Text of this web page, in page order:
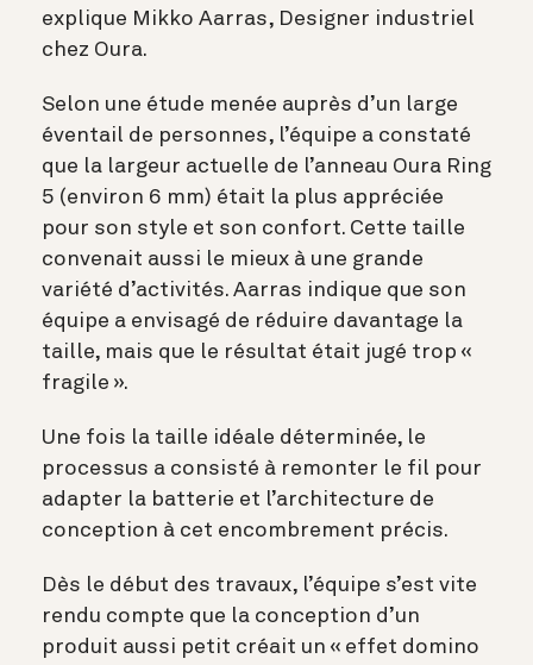
explique Mikko Aarras, Designer industriel
chez Oura.
Selon une étude menée auprès d’un large
éventail de personnes, l’équipe a constaté
que la largeur actuelle de l’anneau Oura Ring
5 (environ 6 mm) était la plus appréciée
pour son style et son confort. Cette taille
convenait aussi le mieux à une grande
variété d’activités. Aarras indique que son
équipe a envisagé de réduire davantage la
taille, mais que le résultat était jugé trop «
fragile ».
Une fois la taille idéale déterminée, le
processus a consisté à remonter le fil pour
adapter la batterie et l’architecture de
conception à cet encombrement précis.
Dès le début des travaux, l’équipe s’est vite
rendu compte que la conception d’un
produit aussi petit créait un « effet domino